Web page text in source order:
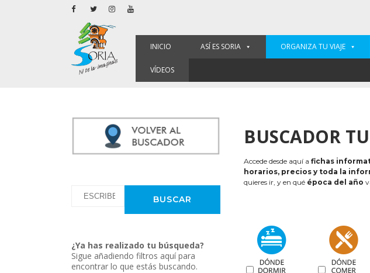
INICIO ASÍ ES SORIA ORGANIZA TU VIAJE
VÍDEOS
¿Ya has realizado tu búsqueda?
Sigue añadiendo filtros aquí para
encontrar lo que estás buscando.
BUSCADOR
Accede desde aquí a fichas
horarios, precios y toda la
quieres ir, y en qué época del año